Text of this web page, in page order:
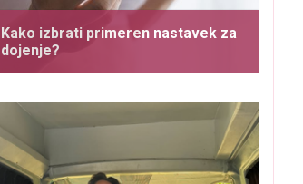
Kako izbrati primeren nastavek za
dojenje?